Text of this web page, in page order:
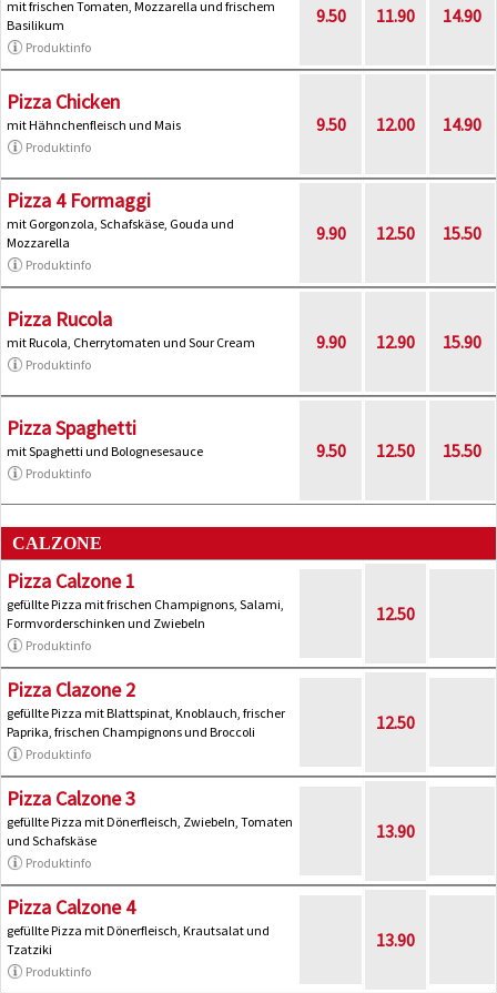
mit frischen Tomaten, Mozzarella und frischem
Basilikum
Produktinfo
9.50 11.90 14.90
Pizza Chicken
mit Hähnchenfleisch und Mais
Produktinfo
9.50 12.00 14.90
Pizza 4 Formaggi
mit Gorgonzola, Schafskäse, Gouda und
Mozzarella
Produktinfo
9.90 12.50 15.50
Pizza Rucola
mit Rucola, Cherrytomaten und Sour Cream
Produktinfo
9.90 12.90 15.90
Pizza Spaghetti
mit Spaghetti und Bolognesesauce
Produktinfo
9.50 12.50 15.50
CALZONE
Pizza Calzone 1
gefüllte Pizza mit frischen Champignons, Salami,
Formvorderschinken und Zwiebeln
Produktinfo
12.50
Pizza Clazone 2
gefüllte Pizza mit Blattspinat, Knoblauch, frischer
Paprika, frischen Champignons und Broccoli
Produktinfo
12.50
Pizza Calzone 3
gefüllte Pizza mit Dönerfleisch, Zwiebeln, Tomaten
und Schafskäse
Produktinfo
13.90
Pizza Calzone 4
gefüllte Pizza mit Dönerfleisch, Krautsalat und
Tzatziki
Produktinfo
13.90